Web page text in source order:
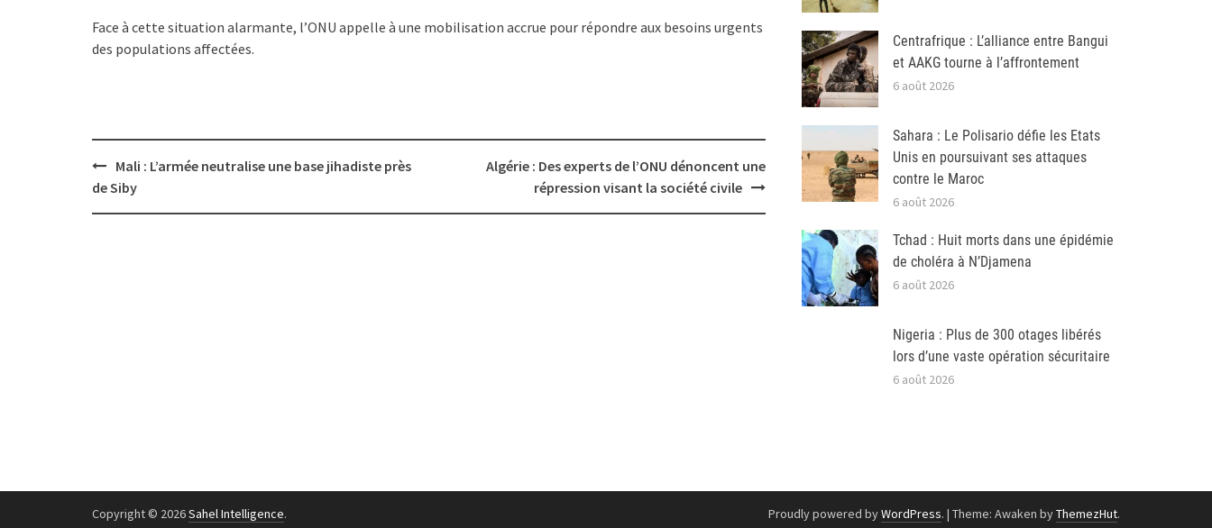
Face à cette situation alarmante, l’ONU appelle à une mobilisation accrue pour répondre aux besoins urgents
des populations affectées.
Post
navigation
Mali : L’armée neutralise une base jihadiste près
de Siby
Algérie : Des experts de l’ONU dénoncent une
répression visant la société civile
Centrafrique : L’alliance entre Bangui
et AAKG tourne à l’affrontement
6 août 2026
Sahara : Le Polisario défie les Etats
Unis en poursuivant ses attaques
contre le Maroc
6 août 2026
Tchad : Huit morts dans une épidémie
de choléra à N’Djamena
6 août 2026
Nigeria : Plus de 300 otages libérés
lors d’une vaste opération sécuritaire
6 août 2026
Copyright © 2026Sahel Intelligence. Proudly powered byWordPress. | Theme: Awaken byThemezHut.